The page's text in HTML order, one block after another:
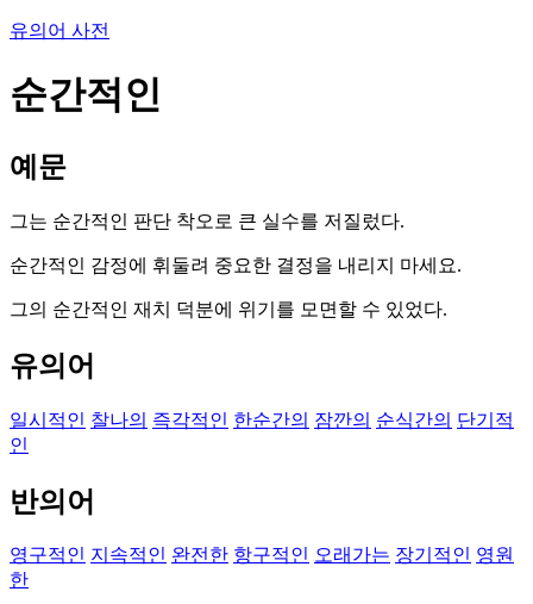
유의어 사전
순간적인
예문
그는 순간적인 판단 착오로 큰 실수를 저질렀다.
순간적인 감정에 휘둘려 중요한 결정을 내리지 마세요.
그의 순간적인 재치 덕분에 위기를 모면할 수 있었다.
유의어
일시적인 찰나의 즉각적인 한순간의 잠깐의 순식간의 단기적
인
반의어
영구적인 지속적인 완전한 항구적인 오래가는 장기적인 영원
한